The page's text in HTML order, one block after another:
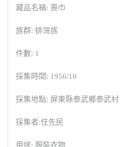
藏品名稱: 喪巾
族群: 排灣族
件數: 1
採集時間: 1956/10
採集地點: 屏東縣泰武鄉泰武村
採集者:任先民
用途: 服裝衣物